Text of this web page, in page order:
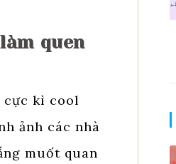
quen
cực kì cool
ảnh các nhà
muốt quan